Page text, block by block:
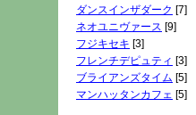
ダンスインザダーク [7]
ネオユニヴァース [9]
フジキセキ [3]
フレンチデピュティ [3]
ブライアンズタイム [5]
マンハッタンカフェ [5]